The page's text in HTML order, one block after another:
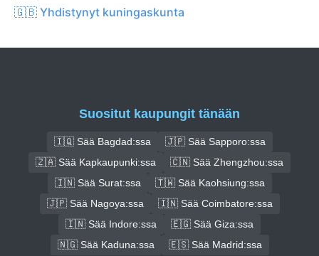
🇬🇧 Yhdistynyt kuningaskunta
Suositut kaupungit tänään
🇮🇶 Sää Bagdad:ssa
🇯🇵 Sää Sapporo:ssa
🇿🇦 Sää Kapkaupunki:ssa
🇨🇳 Sää Zhengzhou:ssa
🇮🇳 Sää Surat:ssa
🇹🇼 Sää Kaohsiung:ssa
🇯🇵 Sää Nagoya:ssa
🇮🇳 Sää Coimbatore:ssa
🇮🇳 Sää Indore:ssa
🇪🇬 Sää Giza:ssa
🇳🇬 Sää Kaduna:ssa
🇪🇸 Sää Madrid:ssa